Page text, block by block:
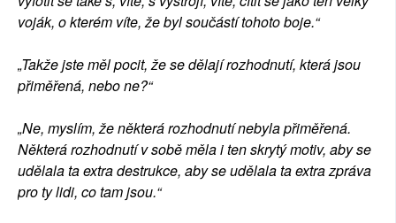
voják, o kterém víte, že byl součástí tohoto boje.“
„Takže jste měl pocit, že se dělají rozhodnutí, která jsou
přiměřená, nebo ne?“
„Ne, myslím, že některá rozhodnutí nebyla přiměřená.
Některá rozhodnutí v sobě měla i ten skrytý motiv, aby se
udělala ta extra destrukce, aby se udělala ta extra zpráva
pro ty lidi, co tam jsou.“